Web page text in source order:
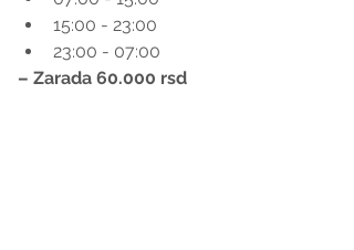
15:00 - 23:00
23:00 - 07:00
– Zarada 60.000 rsd